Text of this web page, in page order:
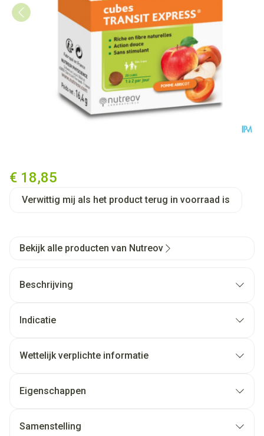
€ 18,85
Verwittig mij als het product terug in voorraad is
Bekijk alle producten van Nutreov
Beschrijving
Indicatie
Wettelijk verplichte informatie
Eigenschappen
Samenstelling